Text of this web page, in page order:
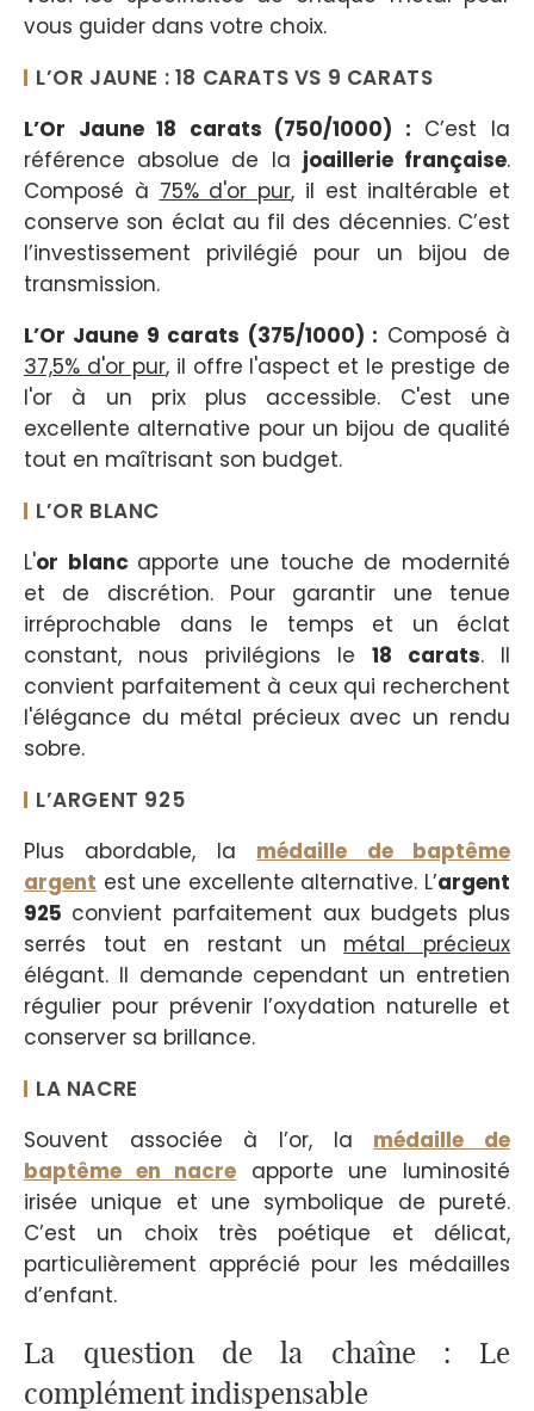
vous guider dans votre choix.
L’OR JAUNE : 18 CARATS VS 9 CARATS
L’Or Jaune 18 carats (750/1000) : C’est la
référence absolue de la joaillerie française.
Composé à 75% d'or pur, il est inaltérable et
conserve son éclat au fil des décennies. C’est
l’investissement privilégié pour un bijou de
transmission.
L’Or Jaune 9 carats (375/1000) : Composé à
37,5% d'or pur, il offre l'aspect et le prestige de
l'or à un prix plus accessible. C'est une
excellente alternative pour un bijou de qualité
tout en maîtrisant son budget.
L’OR BLANC
L'or blanc apporte une touche de modernité
et de discrétion. Pour garantir une tenue
irréprochable dans le temps et un éclat
constant, nous privilégions le 18 carats. Il
convient parfaitement à ceux qui recherchent
l'élégance du métal précieux avec un rendu
sobre.
L’ARGENT 925
Plus abordable, la médaille de baptême
argent est une excellente alternative. L’argent
925 convient parfaitement aux budgets plus
serrés tout en restant un métal précieux
élégant. Il demande cependant un entretien
régulier pour prévenir l’oxydation naturelle et
conserver sa brillance.
LA NACRE
Souvent associée à l’or, la médaille de
baptême en nacre apporte une luminosité
irisée unique et une symbolique de pureté.
C’est un choix très poétique et délicat,
particulièrement apprécié pour les médailles
d’enfant.
La question de la chaîne : Le
complément indispensable